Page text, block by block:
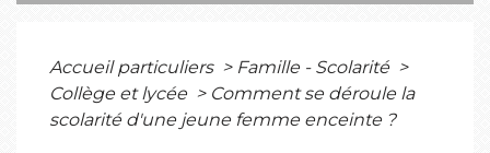
Accueil particuliers > Famille - Scolarité >
Collège et lycée > Comment se déroule la
scolarité d'une jeune femme enceinte ?